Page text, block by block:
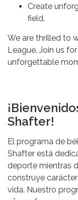
Create
field.
We are thrilled to
League. Join us
unforgettable
Shafter!
El programa de
Shafter está
deporte mientras
construye
vida. Nuestro